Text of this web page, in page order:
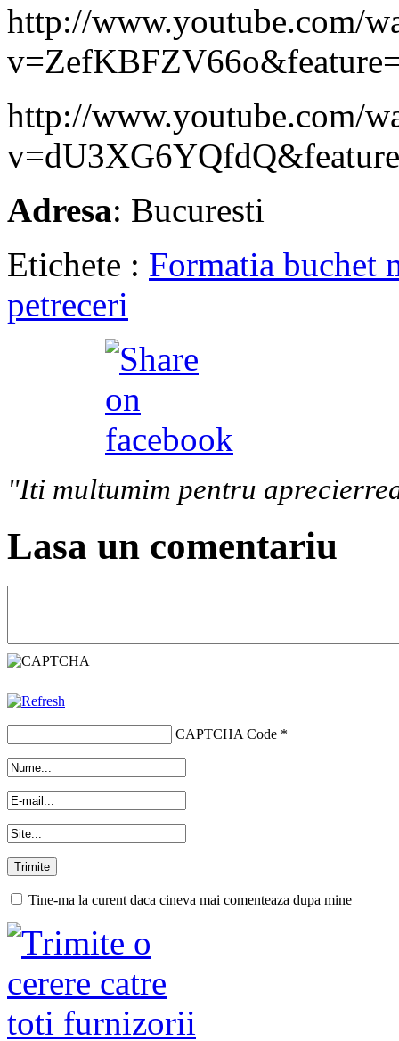
http://www.youtube.com/
http://www.youtube.com/
Adresa: Bucuresti
Etichete : Formatia buchet
petreceri
"Iti multumim pentru
Lasa un comentariu
CAPTCHA Code *
Tine-ma la curent daca cineva mai comenteaza dupa mine